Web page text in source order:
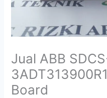
Jual ABB
Board